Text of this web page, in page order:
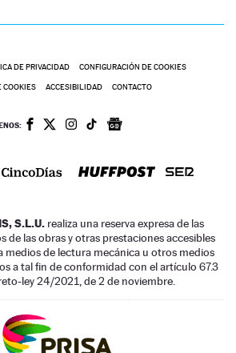
DE PRIVACIDAD CONFIGURACIÓN DE COOKIES
COOKIES ACCESIBILIDAD CONTACTO
S.L.U. realiza una reserva expresa de las
de las obras y otras prestaciones accesibles
medios de lectura mecánica u otros medios
a tal fin de conformidad con el artículo 67.3
ley 24/2021, de 2 de noviembre.